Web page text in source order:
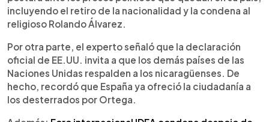
incluyendo el retiro de la nacionalidad y la condena al
religioso Rolando Álvarez.
Por otra parte, el experto señaló que la declaración
oficial de EE.UU. invita a que los demás países de las
Naciones Unidas respalden a los nicaragüenses. De
hecho, recordó que España ya ofreció la ciudadanía a
los desterrados por Ortega.